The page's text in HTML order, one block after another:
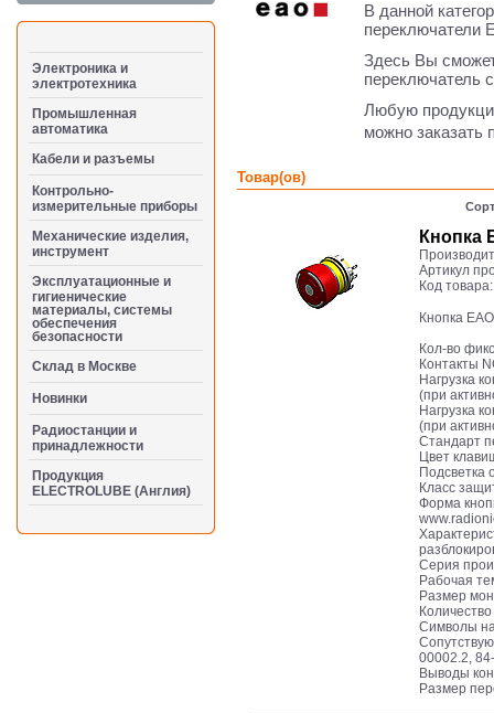
В данной
переключатели
Здесь Вы
переключатель
Любую
можно заказать
Товар(ов)
Кнопка
Артикул
Код
Кнопка
Кол-во
Контакты
Нагрузка
(при
Нагрузка
(при
Стандарт
Цвет
Подсветка
Класс
Форма
Серия
Рабочая
Размер
Символы
00002.2,
Выводы
Размер
Электроника и
электротехника
Промышленная
автоматика
Кабели и разъемы
Контрольно-
измерительные приборы
Механические изделия,
инструмент
Эксплуатационные и
гигиенические
материалы, системы
обеспечения
безопасности
Cклад в Москве
Новинки
Радиостанции и
принадлежности
Продукция
ELECTROLUBE (Англия)